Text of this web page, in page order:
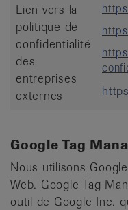
Lien vers la
politique de
confidentialité
des
entreprises
externes
Google Tag
Nous utilisons
Web. Google Tag
outil de Google Inc.